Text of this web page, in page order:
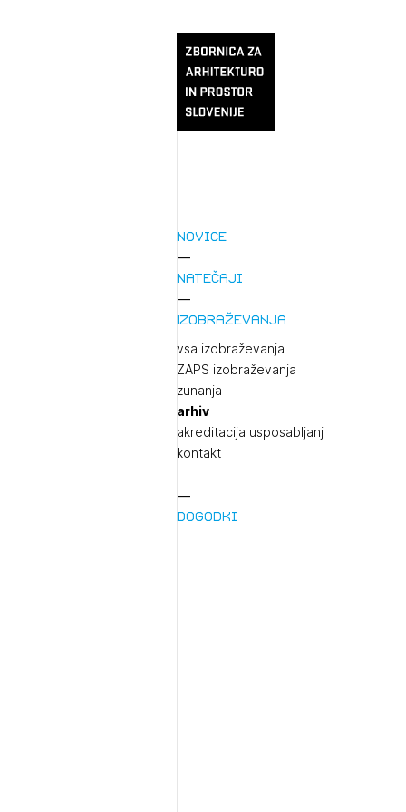
Novice
Natečaji
Izobraževanja
vsa izobraževanja
ZAPS izobraževanja
zunanja
arhiv
akreditacija usposabljanj
kontakt
Dogodki